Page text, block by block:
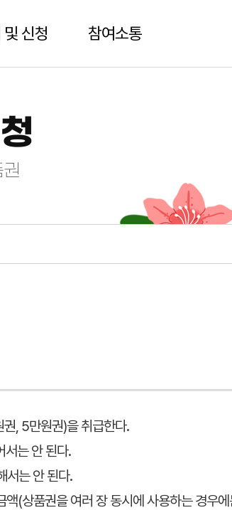
신청
청
청
참여소통
자주묻는질문
, 5만원권)을 취급한다.
서는 안 된다.
서는 안 된다.
(상품권을 여러 장 동시에 사용하는 경우에